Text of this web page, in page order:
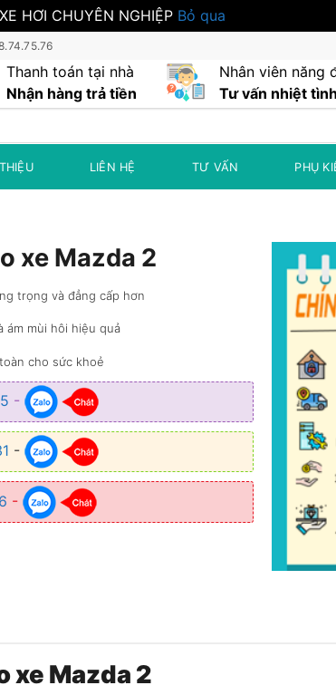
HƠI CHUYÊN NGHIỆP Bỏ qua
Thanh toán tại nhà
Nhận hàng trả tiền
Nhân viên năng
Tư vấn nhiệt tình
LIÊN HỆ TƯ VẤN PHỤ
xe Mazda 2
trọng và đẳng cấp hơn
ám mùi hôi hiệu quả
cho sức khoẻ
lớp mút của ghế
mắt, sang trọng
bản rất nhiều
-
-
-
xe Mazda 2